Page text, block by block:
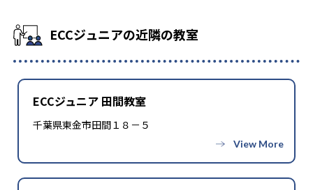
ECCジュニアの近隣の教室
ECCジュニア 田間教室
千葉県東金市田間１８－５